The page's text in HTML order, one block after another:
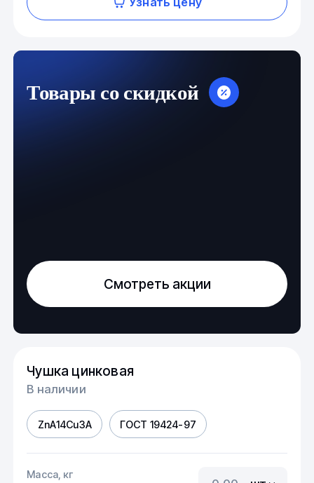
Товары со скидкой
Смотреть акции
Чушка цинковая
В наличии
ZnA14Cu3A ГОСТ 19424-97
Масса, кг